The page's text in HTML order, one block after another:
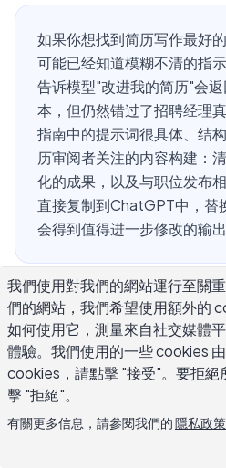
如果你想找到简历写作最好
可能已经知道模糊不清的指
告诉模型"改进我的简历"会
本，但仍然错过了招聘经理
指南中的提示词很具体、结
历审阅者关注的内容构建：
化的成果，以及与职位发布
直接复制到ChatGPT中，替
会得到值得进一步修改的输出
什么样的ChatGPT简
效？
最好的ChatGPT简历提示词具有
出格式，明确目标角色和行业，
限制你不想要的内容。仅说"改
的目标职位或该行业的重要措
我們使用對我們的網站運行至關
們的網站，我們希望使用額外的
如何使用它，測量來自社交媒體
體驗。我們使用的一些 cookies
cookies，請點擊 "接受"。要拒
擊 "拒絕"。
有關更多信息，請參閱我們的隱私政策